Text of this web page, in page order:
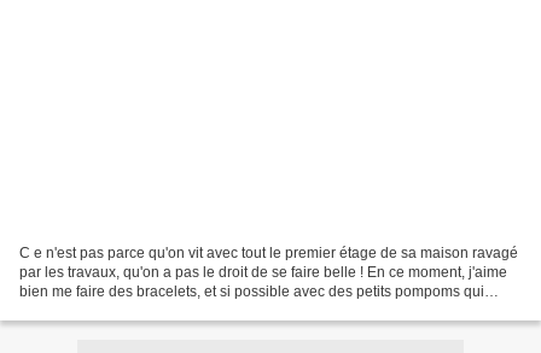
C e n'est pas parce qu'on vit avec tout le premier étage de sa maison ravagé
par les travaux, qu'on a pas le droit de se faire belle ! En ce moment, j'aime
bien me faire des bracelets, et si possible avec des petits pompoms qui